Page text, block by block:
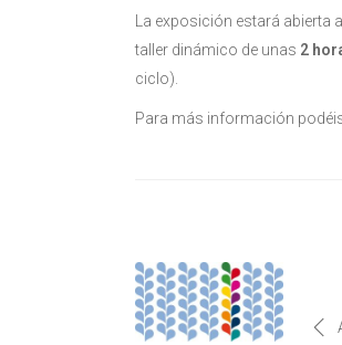
La exposición estará
taller dinámico de unas 2
ciclo).
Para más información